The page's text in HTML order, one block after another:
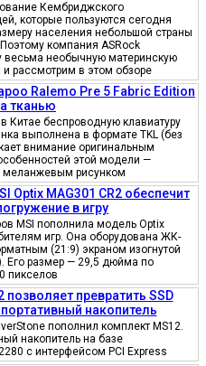
Кембриджского
которые пользуются сегодня
населения небольшой страны
компания ASRock
весьма необычную материнскую
и рассмотрим в этом обзоре
Ralemo Pre 5 Fabric Edition
тканью
Китае беспроводную клавиатуру
выполнена в формате TKL (без
внимание оригинальным
этой модели —
меланжевым рисунком
Optix MAG301 CR2 обеспечит
в игру
MSI пополнила модель Optix
игр. Она оборудована ЖК-
(21:9) экраном изогнутой
Его размер — 29,5 дюйма по
пикселов
превратить SSD
накопитель
пополнил комплект MS12.
накопитель на базе
с интерфейсом PCI Express